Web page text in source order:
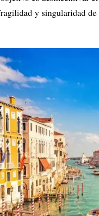
y singularidad